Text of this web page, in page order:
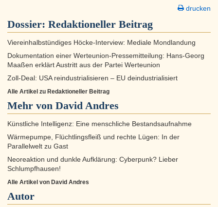
drucken
Dossier: Redaktioneller Beitrag
Viereinhalbstündiges Höcke-Interview: Mediale Mondlandung
Dokumentation einer Werteunion-Pressemitteilung: Hans-Georg
Maaßen erklärt Austritt aus der Partei Werteunion
Zoll-Deal: USA reindustrialisieren – EU deindustrialisiert
Alle Artikel zu Redaktioneller Beitrag
Mehr von David Andres
Künstliche Intelligenz: Eine menschliche Bestandsaufnahme
Wärmepumpe, Flüchtlingsfleiß und rechte Lügen: In der
Parallelwelt zu Gast
Neoreaktion und dunkle Aufklärung: Cyberpunk? Lieber
Schlumpfhausen!
Alle Artikel von David Andres
Autor